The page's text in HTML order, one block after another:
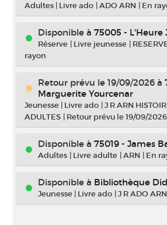
Adultes | Livre ado |ADO ARN | En
Disponible à 75005 - L'Heure
Réserve | Livre jeunesse |
rayon
Retour prévu le 19/09/2026 à
Marguerite Yourcenar
Jeunesse | Livre ado |J R ARN
ADULTES | Retour prévu le 19/09/2026
Disponible à 75019 - James
Adultes | Livre adulte |ARN | En
Disponible à Bibliothèque
Jeunesse | Livre ado |J R ADO ARN